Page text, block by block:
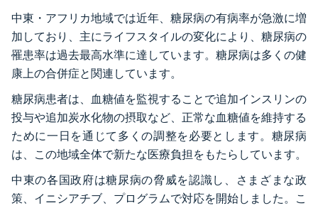
中東・アフリカ地域では近年、糖尿病の有病率が急激に増
加しており、主にライフスタイルの変化により、糖尿病の
罹患率は過去最高水準に達しています。糖尿病は多くの健
康上の合併症と関連しています。
糖尿病患者は、血糖値を監視することで追加インスリンの
投与や追加炭水化物の摂取など、正常な血糖値を維持する
ために一日を通じて多くの調整を必要とします。糖尿病
は、この地域全体で新たな医療負担をもたらしています。
中東の各国政府は糖尿病の脅威を認識し、さまざまな政
策、イニシアチブ、プログラムで対応を開始しました。こ